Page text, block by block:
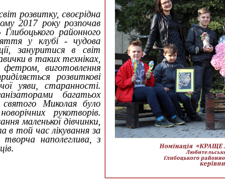
розвитку, своєрідна
2017 року розпочав
районного
у клубі - чудова
зануритися в світ
в таких техніках,
виготовлення
розвиткові
уяви, старанності.
багатьох
святого Миколая було
рукотворів.
маленької дівчинки,
в той час лікування за
наполеглива, з